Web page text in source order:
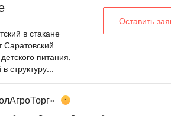
в стакане
Саратовский
питания,
структуру...
Оставить
1